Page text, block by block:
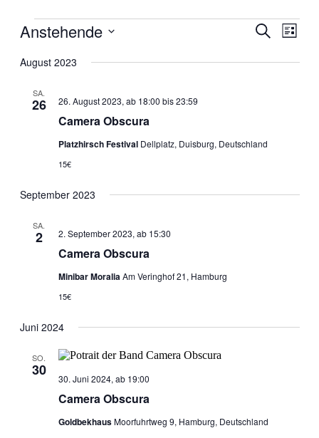
Veranstaltungen
und
Suche
Liste
Anstehende
wählen.
August 2023
SA.
26
Camera Obscura
26. August 2023, ab 18:00 bis23:59
Platzhirsch Festival Dellplatz, Duisburg, Deutschland
15€
September 2023
SA.
2
Camera Obscura
2. September 2023, ab 15:30
Minibar MoraliaAm Veringhof 21, Hamburg
15€
Juni 2024
SO.
30
Camera Obscura
30. Juni 2024, ab 19:00
GoldbekhausMoorfuhrtweg 9, Hamburg, Deutschland